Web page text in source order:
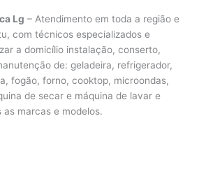
Lg – Atendimento em toda a região e
com técnicos especializados e
a domicílio instalação, conserto,
de: geladeira, refrigerador,
fogão, forno, cooktop, microondas,
de secar e máquina de lavar e
marcas e modelos.